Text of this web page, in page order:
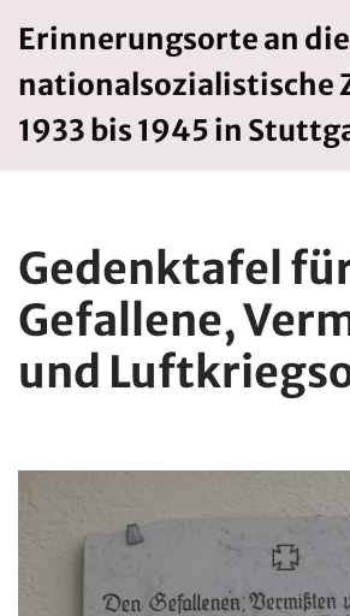
Inhalt
springen
Erinnerungsorte an die
nationalsozialistische
1933 bis 1945 in
Gedenktafel
Gefallene,
und